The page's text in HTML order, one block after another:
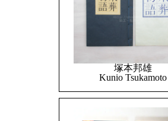
塚本邦雄
Kunio Tsukamoto